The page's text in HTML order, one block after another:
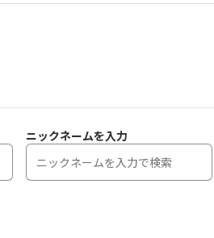
ニックネームを入力